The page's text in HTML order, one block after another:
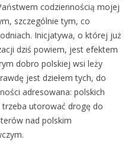
codziennością mojej
szczególnie tym, co
Inicjatywa, o której już
dziś powiem, jest efektem
dobro polskiej wsi leży
jest dziełem tych, do
adresowana: polskich
utorować drogę do
nad polskim